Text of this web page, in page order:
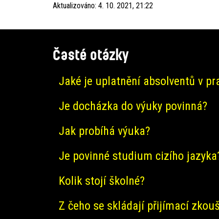
Aktualizováno: 4. 10. 2021, 21:22
Časté otázky
Jaké je uplatnění absolventů v
Je docházka do výuky povinná?
Jak probíhá výuka?
Je povinné studium cizího
Kolik stojí školné?
Z čeho se skládají přijímací